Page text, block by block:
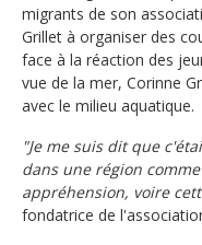
migrants de son
Grillet à organiser des
face à la réaction des
vue de la mer, Corinne
avec le milieu aquatique.
"Je me suis dit que
dans une région
appréhension, voire
fondatrice de